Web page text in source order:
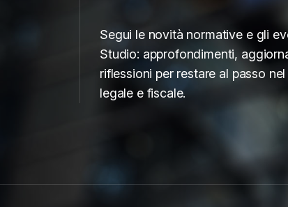
Segui le novità normative e gli
Studio: approfondimenti,
riflessioni per restare al passo
legale e fiscale.